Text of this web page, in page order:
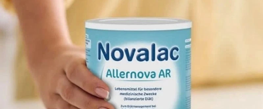
THỂ THAO
KHOA HỌC - CÔNG NGHỆ